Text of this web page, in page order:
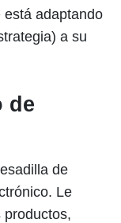
adaptando
a su
de
de
Le
productos,